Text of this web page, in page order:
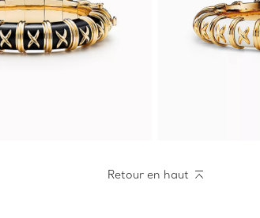
Retour en haut